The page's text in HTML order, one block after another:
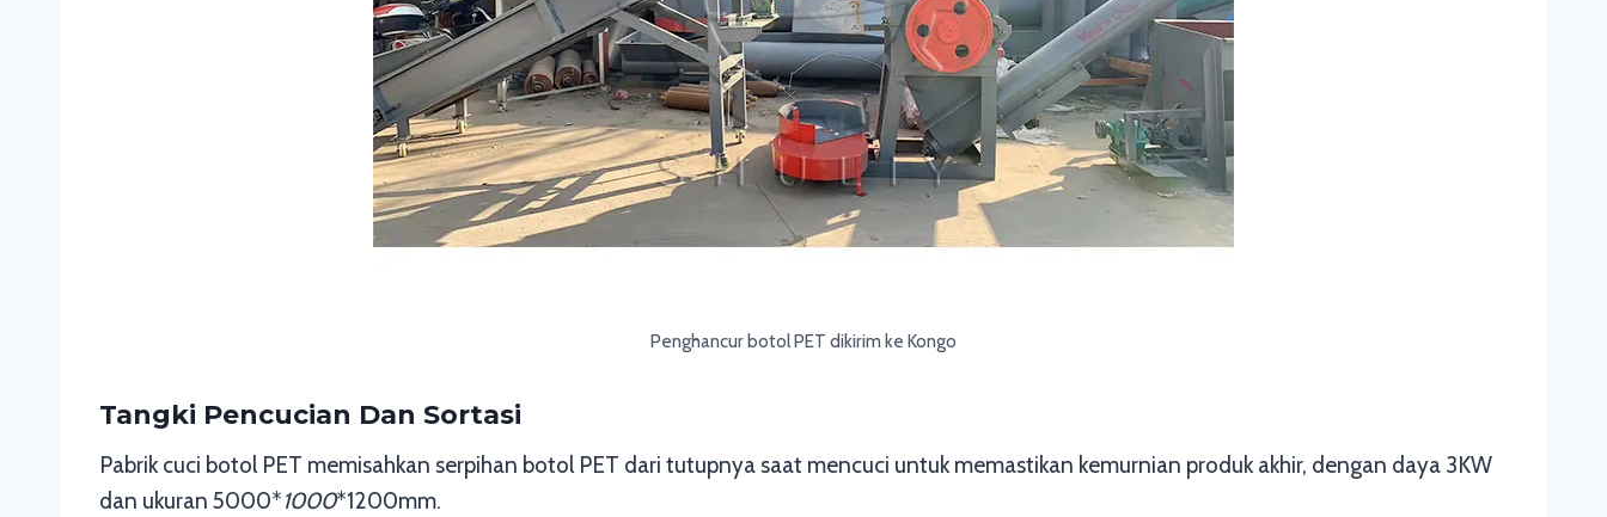
Penghancur botol PET dikirim ke Kongo
Tangki Pencucian Dan Sortasi
Pabrik cuci botol PET memisahkan serpihan botol PET dari tutupnya saat mencuci untuk memastikan kemurnian produk akhir, dengan daya 3KW
dan ukuran 5000*1000*1200mm.